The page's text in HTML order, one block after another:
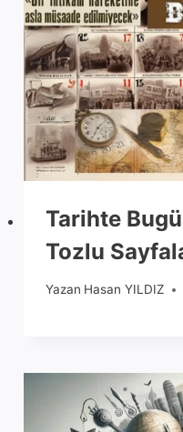
Tarihte
Tozlu
Yazan Hasan YILDIZ